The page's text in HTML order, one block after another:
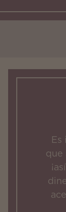
que